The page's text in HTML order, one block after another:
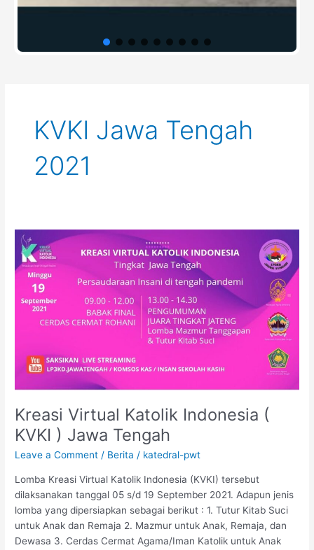
KVKI Jawa Tengah
2021
Kreasi Virtual Katolik Indonesia (
KVKI ) Jawa Tengah
Leave a Comment / Berita / katedral-pwt
Lomba Kreasi Virtual Katolik Indonesia (KVKI) tersebut
dilaksanakan tanggal 05 s/d 19 September 2021. Adapun jenis
lomba yang dipersiapkan sebagai berikut : 1. Tutur Kitab Suci
untuk Anak dan Remaja 2. Mazmur untuk Anak, Remaja, dan
Dewasa 3. Cerdas Cermat Agama/Iman Katolik untuk Anak
Kreasi
Virtual
Katolik
Indonesia
KVKI
Tengah